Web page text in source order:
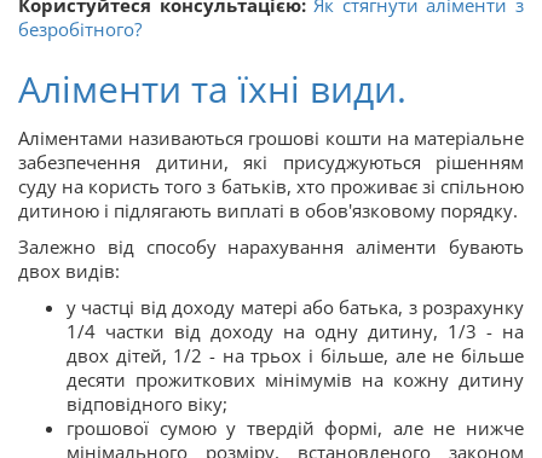
Користуйтеся консультацією: Як стягнути аліменти з
безробітного?
Аліменти та їхні види.
Аліментами називаються грошові кошти на матеріальне
забезпечення дитини, які присуджуються рішенням
суду на користь того з батьків, хто проживає зі спільною
дитиною і підлягають виплаті в обов'язковому порядку.
Залежно від способу нарахування аліменти бувають
двох видів:
у частці від доходу матері або батька, з розрахунку
1/4 частки від доходу на одну дитину, 1/3 - на
двох дітей, 1/2 - на трьох і більше, але не більше
десяти прожиткових мінімумів на кожну дитину
відповідного віку;
грошової сумою у твердій формі, але не нижче
мінімального розміру, встановленого законом